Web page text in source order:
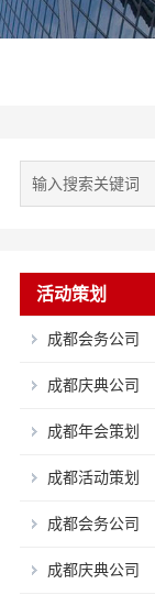
活动策划
成都会务公司
成都庆典公司
成都年会策划
成都活动策划
成都会务公司
成都庆典公司